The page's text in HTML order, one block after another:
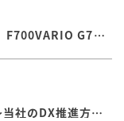
【サービスキャンペーン実施のお知らせ】F700VARIO G7シリーズ
経済産業省が定める「DX認定」を取得 ～当社のDX推進方針・体制および取り組みが認められました